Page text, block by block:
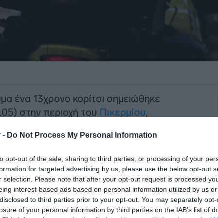
- Do Not Process My Personal Information
opt-out of the sale, sharing to third parties, or processing of your
for targeted advertising by us, please use the below opt-out
selection. Please note that after your opt-out request is processed
interest-based ads based on personal information utilized by us
to third parties prior to your opt-out. You may separately
of your personal information by third parties on the IAB’s list of
ένα 13χρονο κορίτσι σημειώθηκε
στην περιοχή του Πικερμίου,
στις 22.30 επί της λεωφόρου
οδηγεί προς τη Διώνη. Κάτω από
τις αρχές, ένα διερχόμενο αυτοκίνητο